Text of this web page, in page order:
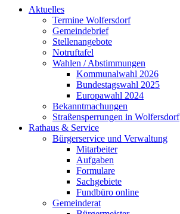
Aktuelles
Termine Wolfersdorf
Gemeindebrief
Stellenangebote
Notruftafel
Wahlen / Abstimmungen
Kommunalwahl 2026
Bundestagswahl 2025
Europawahl 2024
Bekanntmachungen
Straßensperrungen in Wolfersdorf
Rathaus & Service
Bürgerservice und Verwaltung
Mitarbeiter
Aufgaben
Formulare
Sachgebiete
Fundbüro online
Gemeinderat